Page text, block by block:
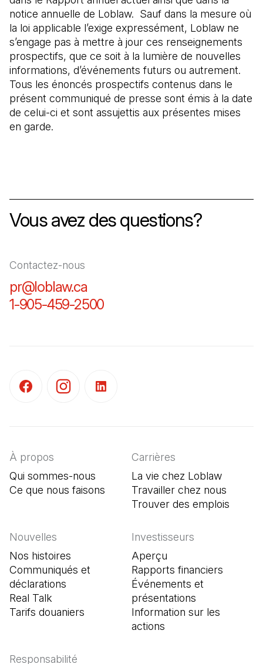
notice annuelle de Loblaw. Sauf dans la mesure où
la loi applicable l’exige expressément, Loblaw ne
s’engage pas à mettre à jour ces renseignements
prospectifs, que ce soit à la lumière de nouvelles
informations, d’événements futurs ou autrement.
Tous les énoncés prospectifs contenus dans le
présent communiqué de presse sont émis à la date
de celui-ci et sont assujettis aux présentes mises
en garde.
Vous avez des questions?
Contactez-nous
pr@loblaw.ca
1-905-459-2500
À propos
Qui sommes-nous
Ce que nous faisons
Carrières
La vie chez Loblaw
Travailler chez nous
Trouver des emplois
Nouvelles
Nos histoires
Communiqués et
déclarations
Real Talk
Tarifs douaniers
Investisseurs
Aperçu
Rapports financiers
Événements et
présentations
Information sur les
actions
Responsabilité